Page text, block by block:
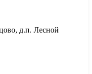
д.п. Лесной